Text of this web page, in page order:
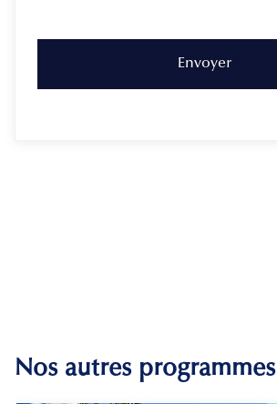
Nos autres programmes